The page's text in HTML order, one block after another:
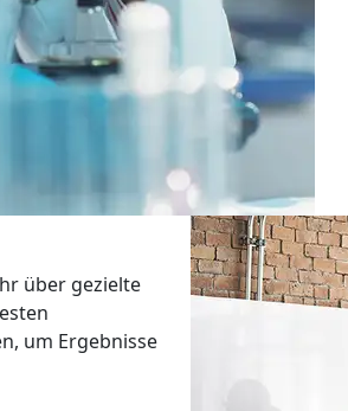
über gezielte
um Ergebnisse